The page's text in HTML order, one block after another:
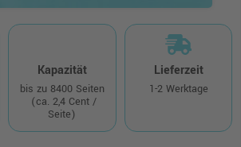
Kapazität
bis zu 8400 Seiten
(ca. 2,4 Cent /
Seite)
Lieferzeit
1-2 Werktage